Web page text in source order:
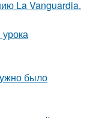
La Vanguardia.
было